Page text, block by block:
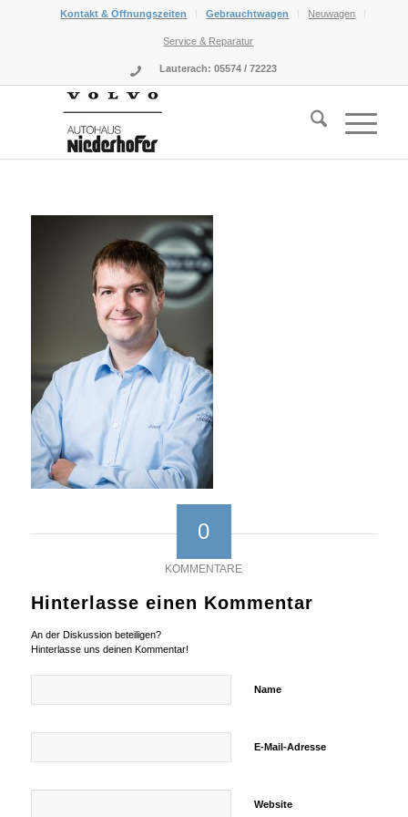
Kontakt & Öffnungszeiten Gebrauchtwagen Neuwagen
Service & Reparatur
Lauterach: 05574 / 72223
0
KOMMENTARE
Hinterlasse einen Kommentar
An der Diskussion beteiligen?
Hinterlasse uns deinen Kommentar!
Name
E-Mail-Adresse
Website